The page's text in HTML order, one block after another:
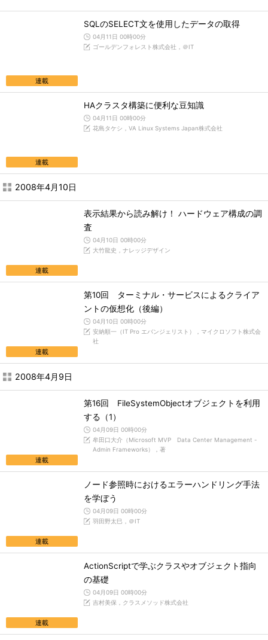
連載
SQLのSELECT文を使用したデータの取得
04月11日 00時00分
ゴールデンフォレスト株式会社，＠IT
連載
HAクラスタ構築に便利な豆知識
04月11日 00時00分
花島タケシ，VA Linux Systems Japan株式会社
2008年4月10日
連載
表示結果から読み解け！ ハードウェア構成の調
査
04月10日 00時00分
大竹龍史，ナレッジデザイン
連載
第10回 ターミナル・サービスによるクライア
ントの仮想化（後編）
04月10日 00時00分
安納順一（IT Pro エバンジェリスト），マイクロソフト株式会
社
2008年4月9日
連載
第16回 FileSystemObjectオブジェクトを利用
する（1）
04月09日 00時00分
牟田口大介（Microsoft MVP Data Center Management -
Admin Frameworks），著
連載
ノード参照時におけるエラーハンドリング手法
を学ぼう
04月09日 00時00分
羽田野太巳，＠IT
連載
ActionScriptで学ぶクラスやオブジェクト指向
の基礎
04月09日 00時00分
吉村美保，クラスメソッド株式会社